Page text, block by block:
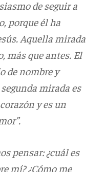
de seguir a
porque él ha
Aquella mirada
más que antes. El
de nombre y
mirada es
y es un
pensar: ¿cuál es
mí? ¿Cómo me